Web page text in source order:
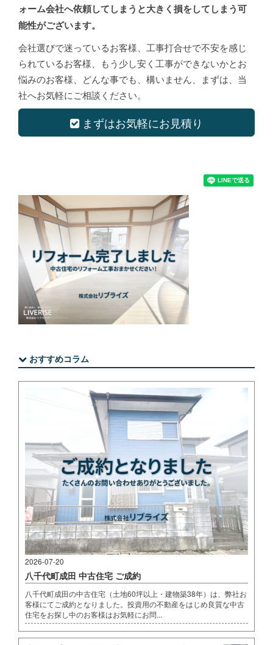
ォーム会社へ依頼してしまうと大きく損をしてしまう可
能性がございます。
会社選びで迷っているお客様、工事打合せで不安を感じ
られているお客様、もう少し安く工事ができないかとお
悩みのお客様、どんな事でも、構いません、まずは、当
社へお気軽にご相談ください。
まずはお気軽にお見積り
おすすめコラム
2026-07-20
八千代町成田 中古住宅 ご成約
八千代町成田の中古住宅（土地60坪以上・建物築38年）は、弊社お
客様にてご成約となりました。投資用の不動産をはじめ良質な中古
住宅をお探し中のお客様はお気軽にお問...